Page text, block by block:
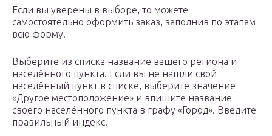
Если вы уверены в выборе, то можете
самостоятельно оформить заказ, заполнив по этапам
всю форму.
Выберите из списка название вашего региона и
населённого пункта. Если вы не нашли свой
населённый пункт в списке, выберите значение
«Другое местоположение» и впишите название
своего населённого пункта в графу «Город». Введите
правильный индекс.